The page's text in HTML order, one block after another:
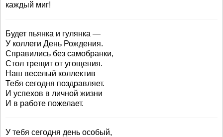
каждый миг!
Будет пьянка и гулянка —
У коллеги День Рождения.
Справились без самобранки,
Стол трещит от угощения.
Наш веселый коллектив
Тебя сегодня поздравляет.
И успехов в личной жизни
И в работе пожелает.
У тебя сегодня день особый,